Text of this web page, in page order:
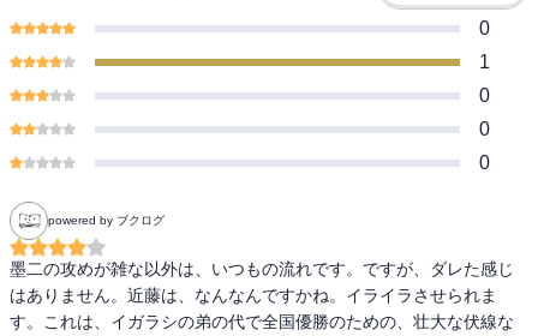
0
1
0
0
0
powered by ブクログ
墨二の攻めが雑な以外は、いつもの流れです。ですが、ダレた感じ
はありません。近藤は、なんなんですかね。イライラさせられま
す。これは、イガラシの弟の代で全国優勝のための、壮大な伏線な